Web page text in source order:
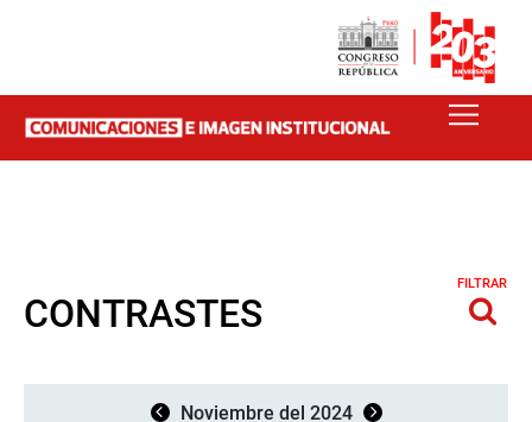
CONTRASTES
FILTRAR
Noviembre del 2024